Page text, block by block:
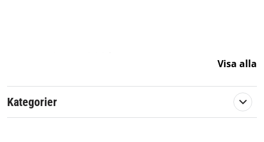
Artikelnummer:
580960
Passar märke:
Visa alla
Kategorier